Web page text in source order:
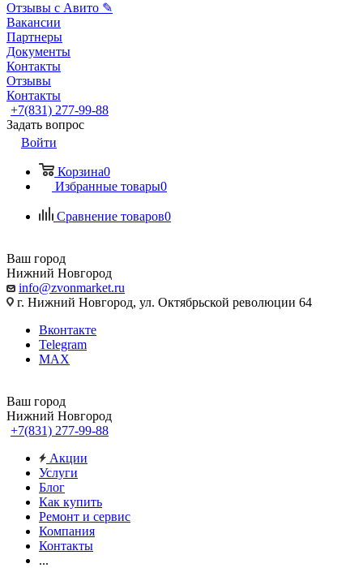
Отзывы с Авито ✎
Вакансии
Партнеры
Документы
Контакты
Отзывы
Контакты
+7(831) 277-99-88
Задать вопрос
Войти
Корзина0
Избранные товары0
Сравнение товаров0
Ваш город
Нижний Новгород
info@zvonmarket.ru
г. Нижний Новгород, ул. Октябрьской революции 64
Вконтакте
Telegram
MAX
Ваш город
Нижний Новгород
+7(831) 277-99-88
Акции
Услуги
Блог
Как купить
Ремонт и сервис
Компания
Контакты
...